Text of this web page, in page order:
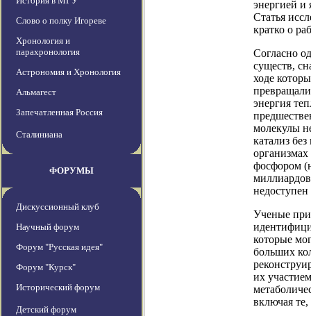
Слово о полку Игореве
Хронология и
парахронология
Астрономия и Хронология
Альмагест
Запечатленная Россия
Сталиниана
ФОРУМЫ
Дискуссионный клуб
Научный форум
Форум "Русская идея"
Форум "Курск"
Исторический форум
Детский форум
энергией
Статья
кратко о
Согласно
существ,
ходе
энергия
молекулы
катализ
фосфором
Ученые
которые
больших
их
включая те,